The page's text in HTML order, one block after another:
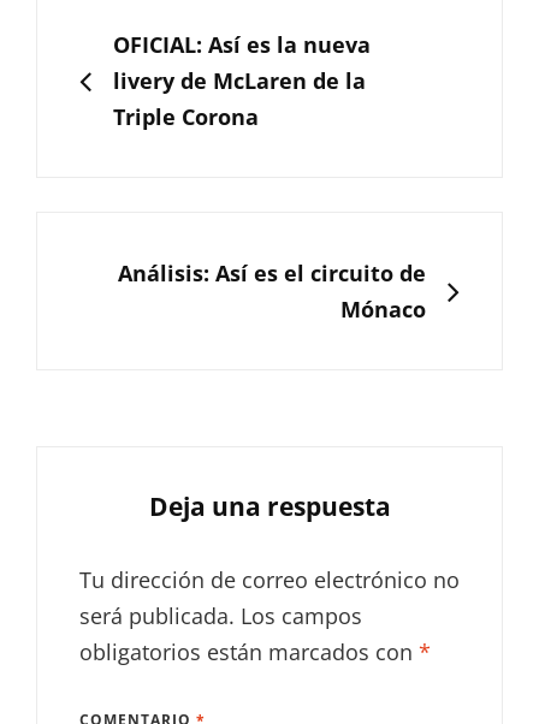
entradas
ANTERIOR
OFICIAL: Así es la nueva
livery de McLaren de la
Triple Corona
SIGUIENTE
Análisis: Así es el circuito de
Mónaco
Deja una respuesta
Tu dirección de correo electrónico no
será publicada. Los campos
obligatorios están marcados con *
COMENTARIO *